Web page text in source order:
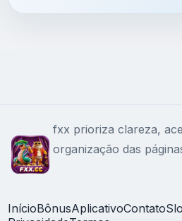
fxx prioriza clareza,
organização das
InícioBônusAplicativoContato